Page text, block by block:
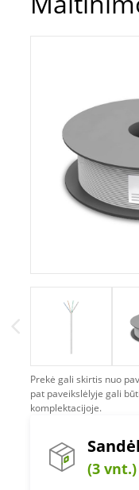
Prekė gali skirtis nuo
pat paveikslėlyje gali
komplektacijoje.
(3 vnt.)